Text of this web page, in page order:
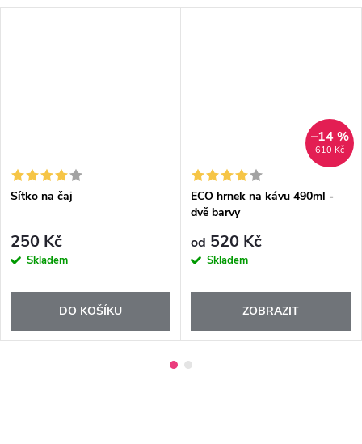
Sítko na čaj
250 Kč
Skladem
DO KOŠÍKU
610 Kč
–14 %
ECO hrnek na kávu 490ml -
dvě barvy
od 520 Kč
Skladem
ZOBRAZIT